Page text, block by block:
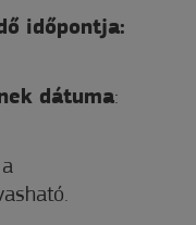
időpontja:
dátuma: